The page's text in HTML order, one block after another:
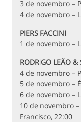
3 de novembro –
4 de novembro –
PIERS FACCINI
1 de novembro –
RODRIGO LEÃO
4 de novembro –
5 de novembro –
6 de novembro –
10 de novembro
Francisco, 22:00